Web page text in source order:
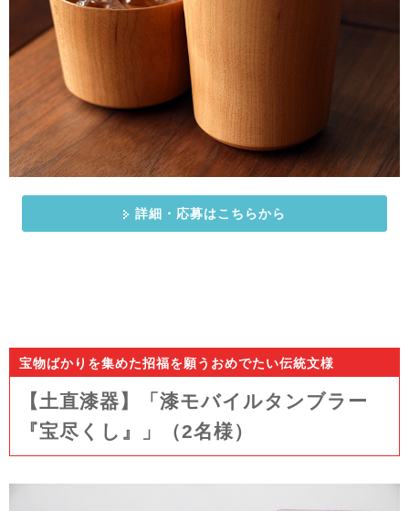
詳細・応募はこちらから
宝物ばかりを集めた招福を願うおめでたい伝統文様
【土直漆器】「漆モバイルタンブラー
『宝尽くし』」（2名様）